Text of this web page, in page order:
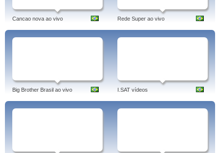
Cancao nova ao vivo Rede Super ao vivo
Big Brother Brasil ao vivo I.SAT vídeos